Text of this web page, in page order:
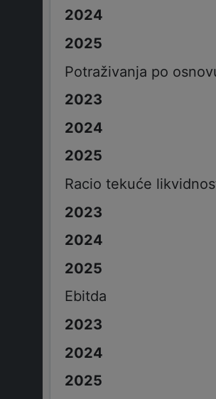
Potraživanja po
Racio tekuće
Ebitda